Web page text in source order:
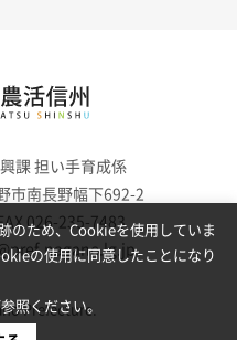
課 担い手育成係
南長野幅下692-2
026-235-7483
Prefecture.
のため、Cookieを使用していま
の使用に同意したことになり
照ください。